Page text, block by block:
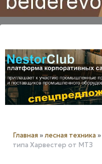
Главная »лесная техника »
типа Харвестер от МТЗ